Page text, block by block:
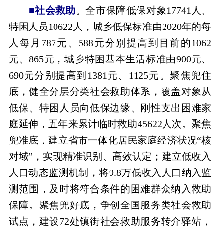
■社会救助。全市保障低保对象17741人、
特困人员10622人，城乡低保标准由2020年的每
人每月787元、588元分别提高到目前的1062
元、865元，城乡特困基本生活标准由900元、
690元分别提高到1381元、1125元。聚焦兜住
底，健全分层分类社会救助体系，覆盖对象从
低保、特困人员向低保边缘、刚性支出困难家
庭延伸，五年来累计临时救助45622人次。聚焦
兜准底，建立省市一体化居民家庭经济状况“核
对域”，实现精准识别、高效认定；建立低收入
人口动态监测机制，将9.8万低收入人口纳入监
测范围，及时将符合条件的困难群众纳入救助
保障。聚焦兜好底，争创全国服务类社会救助
试点，建设72处镇街社会救助服务转介驿站，